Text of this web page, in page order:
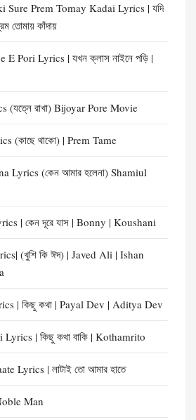
Sure Prem Tomay Kadai Lyrics | যদি
তোমায় কাঁদায়
Pori Lyrics | যখন ক্লাস নাইনে পড়ি |
(যত্নে রাখা) Bijoyar Pore Movie
(কাছে থাকো) | Prem Tame
Lyrics (কেন আমার হলেনা) Shamiul
| কেন দূরে যাস | Bonny | Koushani
(খুশি কি ঈদ) | Javed Ali | Ishan
| কিছু কথা | Payal Dev | Aditya Dev
| কিছু কথা বাকি | Kothamrito
Lyrics | লাটাই তো আমার হাতে
Man